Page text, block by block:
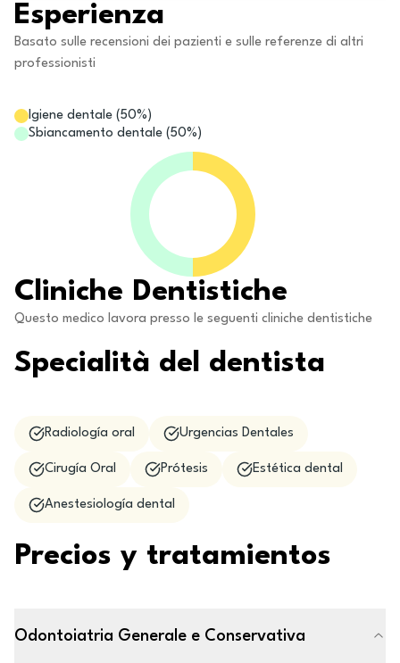
Esperienza
Basato sulle recensioni dei pazienti e sulle referenze di altri
professionisti
Igiene dentale (50%)
Sbiancamento dentale (50%)
Cliniche Dentistiche
Questo medico lavora presso le seguenti cliniche dentistiche
Specialità del dentista
Radiología oral Urgencias Dentales
Cirugía Oral Prótesis Estética dental
Anestesiología dental
Precios y tratamientos
Odontoiatria Generale e Conservativa